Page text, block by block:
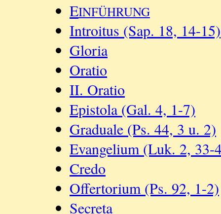
EINFÜHRUNG
Introitus (Sap. 18, 14-15)
Gloria
Oratio
II. Oratio
Epistola (Gal. 4, 1-7)
Graduale (Ps. 44, 3 u. 2)
Evangelium (Luk. 2, 33-
Credo
Offertorium (Ps. 92, 1-2)
Secreta